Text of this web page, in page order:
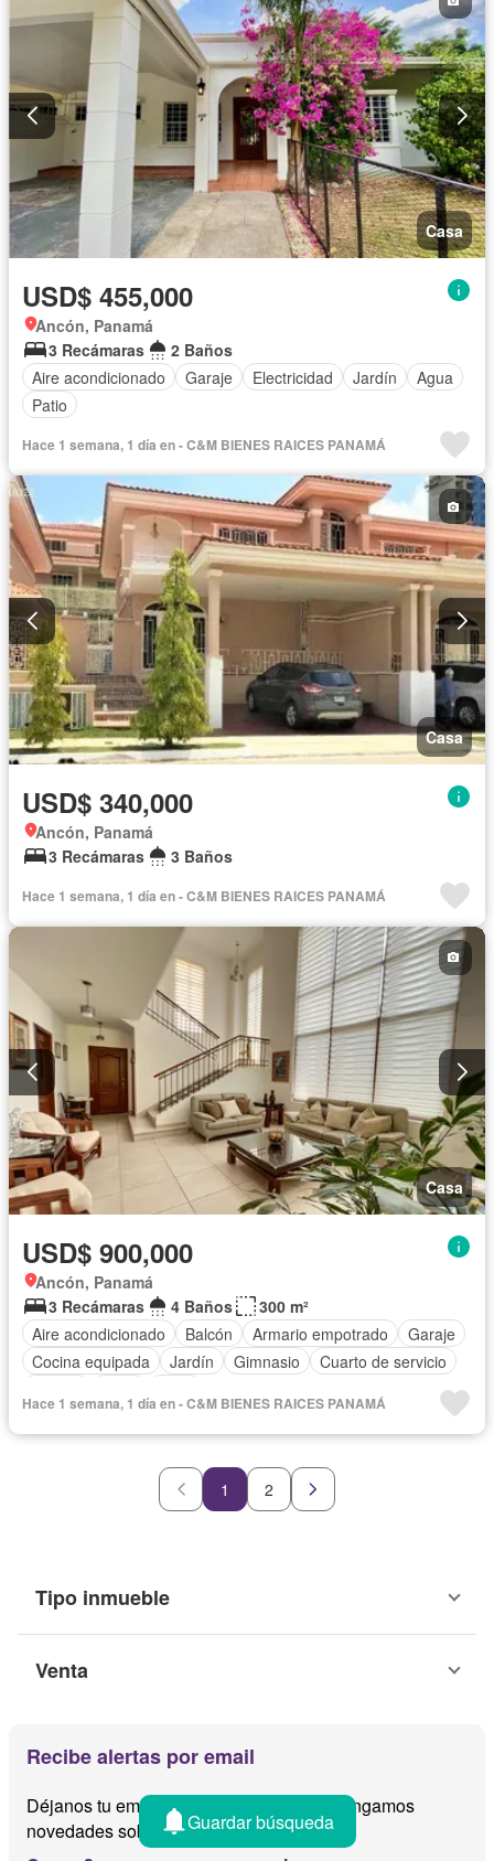
Casa
USD$ 455,000
Ancón, Panamá
3 Recámaras
2 Baños
Aire acondicionado
Garaje Electricidad Jardín
Agua
Patio
Hace 1 semana, 1 día en - C&M BIENES RAICES PANAMÁ
Casa
USD$ 340,000
Ancón, Panamá
3 Recámaras
3 Baños
Hace 1 semana, 1 día en - C&M BIENES RAICES PANAMÁ
Casa
USD$ 900,000
Ancón, Panamá
3 Recámaras
4 Baños
300 m²
Aire acondicionado
Balcón Armario empotrado
Garaje
Cocina equipada
Jardín Gimnasio
Cuarto de servicio
Hace 1 semana, 1 día en - C&M BIENES RAICES PANAMÁ
1 2
Tipo inmueble
Venta
Recibe alertas por email
Déjanos tu email y te avisamos cuando tengamos
novedades sobre
Guardar búsqueda